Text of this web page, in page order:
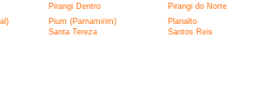
Pirangi Dentro Pirangi do Norte
Pium (Parnamirim) Planalto
Santa Tereza Santos Reis